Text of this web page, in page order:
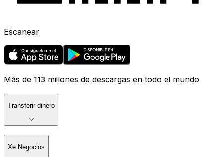
Escanear
Más de 113 millones de descargas en todo el mundo
Transferir dinero
Xe Negocios